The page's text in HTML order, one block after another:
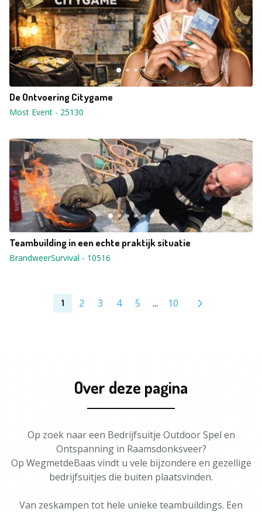
De Ontvoering Citygame
Most Event - 25130
Teambuilding in een echte praktijk situatie
BrandweerSurvival - 10516
1 2 3 4 5 ... 10
Over deze pagina
Op zoek naar een Bedrijfsuitje Outdoor Spel en
Ontspanning in Raamsdonksveer?
Op WegmetdeBaas vindt u vele bijzondere en gezellige
bedrijfsuitjes die buiten plaatsvinden.
Van zeskampen tot hele unieke teambuildings. Een